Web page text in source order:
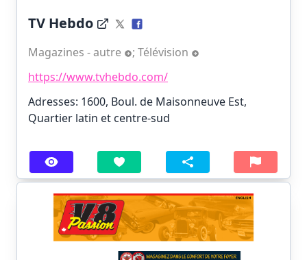
TV Hebdo
Magazines - autre ; Télévision
https://www.tvhebdo.com/
Adresses: 1600, Boul. de Maisonneuve Est,
Quartier latin et centre-sud